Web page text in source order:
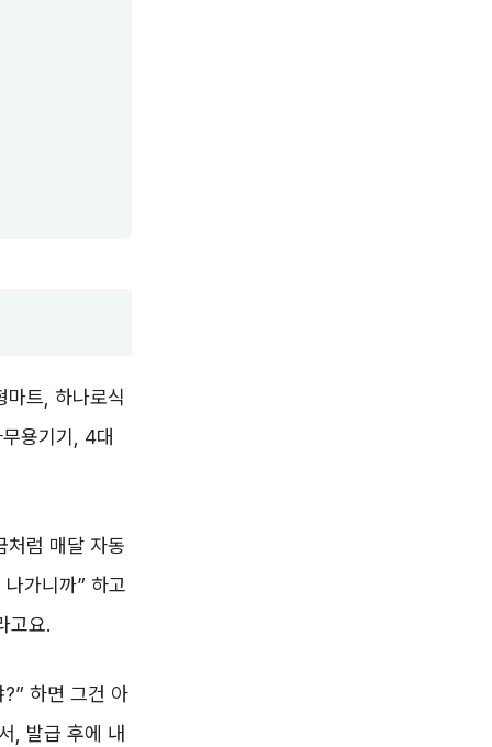
마트, 하나로식
용기기, 4대
처럼 매달 자동
가니까” 하고
고요.
하면 그건 아
, 발급 후에 내